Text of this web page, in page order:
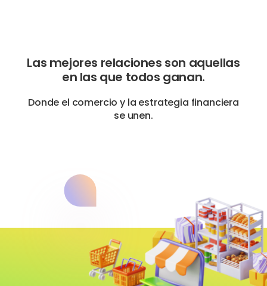
Las mejores relaciones son aquellas
en las que todos ganan.
Donde el comercio y la estrategia financiera
se unen.